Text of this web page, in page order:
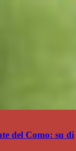
del Como: su di